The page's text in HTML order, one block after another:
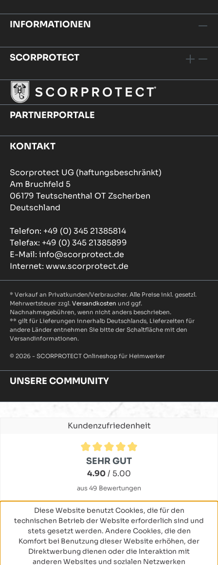
INFORMATIONEN
SCORPROTECT
PARTNERPORTALE
KONTAKT
Scorprotect UG (haftungsbeschränkt)
Am Bruchfeld 5
06179 Teutschenthal OT Zscherben
Deutschland
Telefon: +49 (0) 345 21385814
Telefax: +49 (0) 345 21385899
E-Mail: info@scorprotect.de
Internet: www.scorprotect.de
* Verkauf an Privatkunden/Verbraucher. Alle Preise inkl. gesetzl.
Mehrwertsteuer zzgl. Versandkosten und ggf.
Nachnahmegebühren, wenn nicht anders beschrieben.
** gilt für Lieferungen innerhalb Deutschlands, Lieferzeiten für
andere Länder entnehmen Sie bitte der Schaltfläche mit den
Versandinformationen.
© 2026 - SCORPROTECT Onlineshop für Heimwerker
UNSERE COMMUNITY
Kundenzufriedenheit
Durchschnittliche Bewertung von 4.9 von 5 Sternen
SEHR GUT
4.90/ 5.00
aus 49 Bewertungen
Diese Website benutzt Cookies, die für den
technischen Betrieb der Website erforderlich sind und
stets gesetzt werden. Andere Cookies, die den
Komfort bei Benutzung dieser Website erhöhen, der
Direktwerbung dienen oder die Interaktion mit
anderen Websites und sozialen Netzwerken